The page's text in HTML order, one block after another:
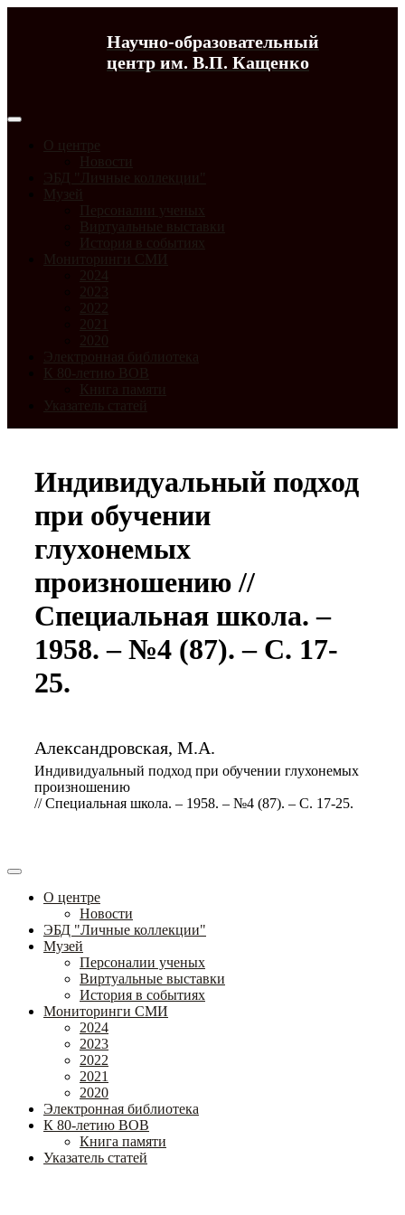
Научно-образовательный
центр им. В.П. Кащенко
О центре
Новости
ЭБД "Личные коллекции"
Музей
Персоналии ученых
Виртуальные выставки
История в событиях
Мониторинги СМИ
2024
2023
2022
2021
2020
Электронная библиотека
К 80-летию ВОВ
Книга памяти
Указатель статей
Индивидуальный подход
при обучении
глухонемых
произношению //
Специальная школа. –
1958. – №4 (87). – С. 17-
25.
Александровская, М.А.
Индивидуальный подход при обучении глухонемых
произношению
// Специальная школа. – 1958. – №4 (87). – С. 17-25.
О центре
Новости
ЭБД "Личные коллекции"
Музей
Персоналии ученых
Виртуальные выставки
История в событиях
Мониторинги СМИ
2024
2023
2022
2021
2020
Электронная библиотека
К 80-летию ВОВ
Книга памяти
Указатель статей